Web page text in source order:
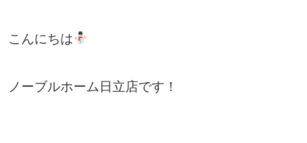
こんにちは
ノーブルホーム日立店です！